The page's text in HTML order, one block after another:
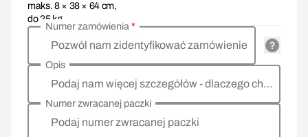
maks. 8 × 38 × 64 cm,
do 25 kg
Pozwól nam zidentyfikować zamówienie
Numer zamówienia*
Podaj nam więcej szczegółów - dlaczego chcesz zwrócić towar, co jest powodem?
Opis
Podaj numer zwracanej paczki
Numer zwracanej paczki